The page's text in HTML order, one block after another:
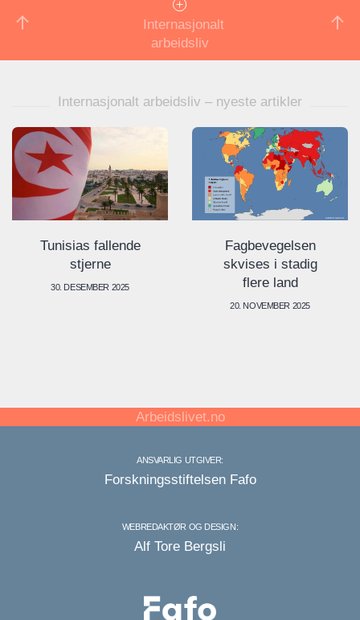
Internasjonalt
arbeidsliv
Internasjonalt arbeidsliv – nyeste artikler
Tunisias fallende
stjerne
30. DESEMBER 2025
Fagbevegelsen
skvises i stadig
flere land
20. NOVEMBER 2025
Arbeidslivet.no
ANSVARLIG UTGIVER:
Forskningsstiftelsen Fafo
WEBREDAKTØR OG DESIGN:
Alf Tore Bergsli